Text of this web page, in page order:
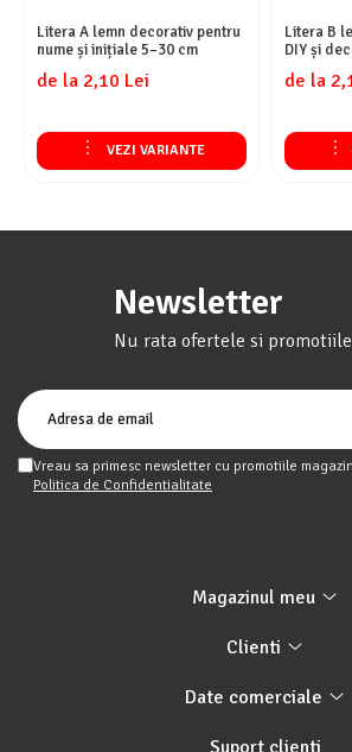
Litera A lemn decorativ pentru
nume și inițiale 5–30 cm
de la 2,10 Lei
VEZI VARIANTE
Litera B
DIY și
de la
Newsletter
Nu rata ofertele si
Vreau sa primesc newsletter cu promotiile
Politica de Confidentialitate
Magazinul meu
Clienti
Date comerciale